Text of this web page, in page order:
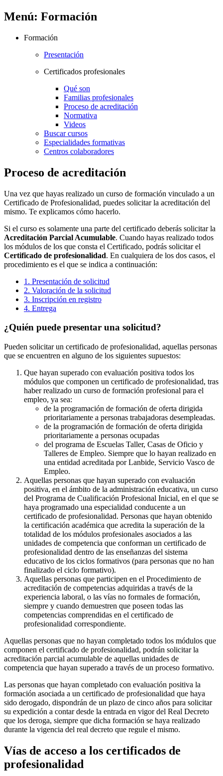
Menú: Formación
Formación
Presentación
Certificados profesionales
Qué son
Familias profesionales
Proceso de acreditación
Normativa
Videos
Buscar cursos
Especialidades formativas
Centros colaboradores
Proceso de acreditación
Una vez que hayas realizado un curso de formación vinculado a un
Certificado de Profesionalidad, puedes solicitar la acreditación del
mismo. Te explicamos cómo hacerlo.
Si el curso es solamente una parte del certificado deberás solicitar la
Acreditación Parcial Acumulable. Cuando hayas realizado todos
los módulos de los que consta el Certificado, podrás solicitar el
Certificado de profesionalidad. En cualquiera de los dos casos, el
procedimiento es el que se indica a continuación:
1. Presentación de solicitud
2. Valoración de la solicitud
3. Inscripción en registro
4. Entrega
¿Quién puede presentar una solicitud?
Pueden solicitar un certificado de profesionalidad, aquellas personas
que se encuentren en alguno de los siguientes supuestos:
Que hayan superado con evaluación positiva todos los
módulos que componen un certificado de profesionalidad, tras
haber realizado un curso de formación profesional para el
empleo, ya sea:
de la programación de formación de oferta dirigida
prioritariamente a personas trabajadoras desempleadas.
de la programación de formación de oferta dirigida
prioritariamente a personas ocupadas
del programa de Escuelas Taller, Casas de Oficio y
Talleres de Empleo. Siempre que lo hayan realizado en
una entidad acreditada por Lanbide, Servicio Vasco de
Empleo.
Aquellas personas que hayan superado con evaluación
positiva, en el ámbito de la administración educativa, un curso
del Programa de Cualificación Profesional Inicial, en el que se
haya programado una especialidad conducente a un
certificado de profesionalidad. Personas que hayan obtenido
la certificación académica que acredita la superación de la
totalidad de los módulos profesionales asociados a las
unidades de competencia que conforman un certificado de
profesionalidad dentro de las enseñanzas del sistema
educativo de los ciclos formativos (para personas que no han
finalizado el ciclo formativo).
Aquellas personas que participen en el Procedimiento de
acreditación de competencias adquiridas a través de la
experiencia laboral, o las vías no formales de formación,
siempre y cuando demuestren que poseen todas las
competencias comprendidas en el certificado de
profesionalidad correspondiente.
Aquellas personas que no hayan completado todos los módulos que
componen el certificado de profesionalidad, podrán solicitar la
acreditación parcial acumulable de aquellas unidades de
competencia que hayan superado a través de un proceso formativo.
Las personas que hayan completado con evaluación positiva la
formación asociada a un certificado de profesionalidad que haya
sido derogado, dispondrán de un plazo de cinco años para solicitar
su expedición a contar desde la entrada en vigor del Real Decreto
que los deroga, siempre que dicha formación se haya realizado
durante la vigencia del real decreto que regule el mismo.
Vías de acceso a los certificados de
profesionalidad